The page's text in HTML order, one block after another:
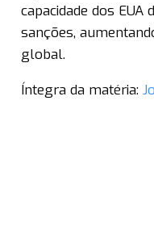
capacidade dos
sanções,
global.
Íntegra da matéria: